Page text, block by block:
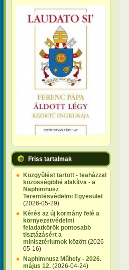
Friss tartalmak
Közgyűlést tartott - teaházzal
közösségibbé alakítva - a
Naphimnusz
Teremtésvédelmi Egyesület
(2026-05-29)
Kérés az új kormány felé a
környezetvédelmi
feladatkörök pontosabb
tisztázásért a
minisztériumok között (2026-
05-16)
Naphimnusz Műhely - 2026.
május 12. (2026-04-24)